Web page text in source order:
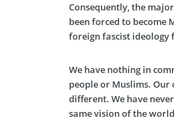
Consequently, the
been forced to become
foreign fascist ideology
We have nothing in
people or Muslims. Our
different. We have
same vision of the